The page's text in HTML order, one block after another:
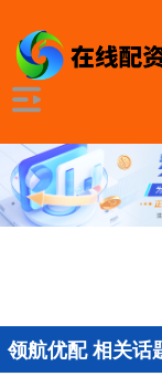
领航优配 相关话